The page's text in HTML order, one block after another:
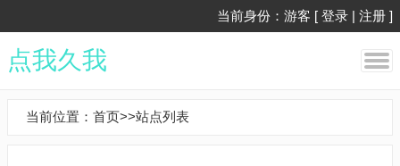
当前身份：游客 [ 登录 | 注册 ]
点我久我
当前位置： 首页>>站点列表